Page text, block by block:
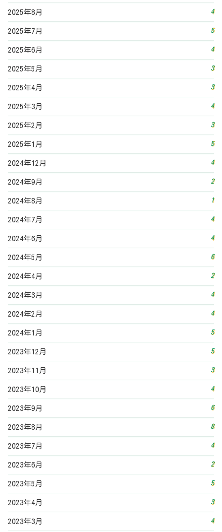
2025年8月 4
2025年7月 5
2025年6月 4
2025年5月 3
2025年4月 3
2025年3月 4
2025年2月 3
2025年1月 5
2024年12月 4
2024年9月 2
2024年8月 1
2024年7月 4
2024年6月 4
2024年5月 6
2024年4月 2
2024年3月 4
2024年2月 4
2024年1月 5
2023年12月 5
2023年11月 3
2023年10月 4
2023年9月 6
2023年8月 8
2023年7月 4
2023年6月 2
2023年5月 5
2023年4月 3
2023年3月 4